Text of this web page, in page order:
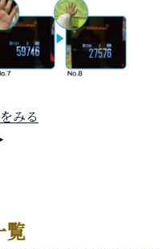
みる
覧